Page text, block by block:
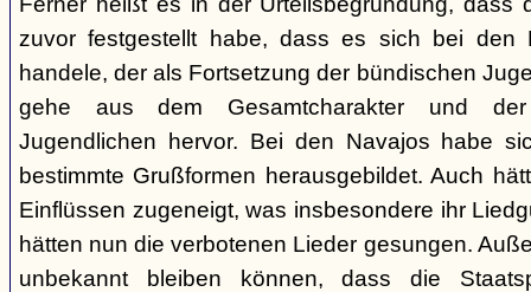
zuvor festgestellt habe, dass es sich bei den
handele, der als Fortsetzung der bündischen
gehe aus dem Gesamtcharakter und der
Jugendlichen hervor. Bei den Navajos habe
bestimmte Grußformen herausgebildet. Auch
Einflüssen zugeneigt, was insbesondere ihr
hätten nun die verbotenen Lieder gesungen.
unbekannt bleiben können, dass die